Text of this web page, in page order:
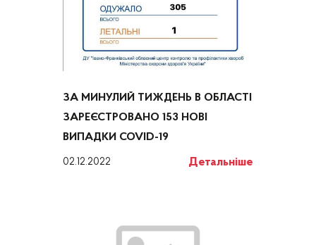
ЗА МИНУЛИЙ ТИЖДЕНЬ В ОБЛАСТІ
ЗАРЕЄСТРОВАНО 153 НОВІ
ВИПАДКИ COVID-19
02.12.2022 Детальніше